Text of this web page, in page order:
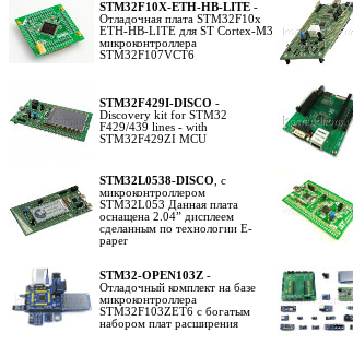
STM32F10X-ETH-HB-LITE -
Отладочная плата STM32F10x
ETH-HB-LITE для ST Cortex-M3
микроконтроллера
STM32F107VCT6
STM32F429I-DISCO -
Discovery kit for STM32
F429/439 lines - with
STM32F429ZI MCU
STM32L0538-DISCO , с
микроконтроллером
STM32L053 Данная плата
оснащена 2.04” дисплеем
сделанным по технологии E-
paper
STM32-OPEN103Z -
Отладочный комплект на базе
микроконтроллера
STM32F103ZET6 с богатым
набором плат расширения